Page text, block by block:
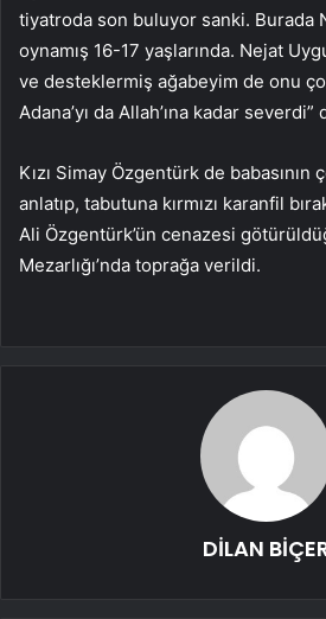
tiyatroda son buluyor sanki. Burada
oynamış 16-17 yaşlarında. Nejat
ve desteklermiş ağabeyim de onu
Adana’yı da Allah’ına kadar severdi”
Kızı Simay Özgentürk de
anlatıp, tabutuna kırmızı karanfil
Ali Özgentürk’ün cenazesi
Mezarlığı’nda toprağa verildi.
DİLAN